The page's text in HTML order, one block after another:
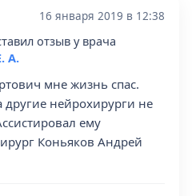
16 января 2019 в 12:38
отзыв у врача
А.
мне жизнь спас.
другие нейрохирурги не
ему
Коньяков Андрей